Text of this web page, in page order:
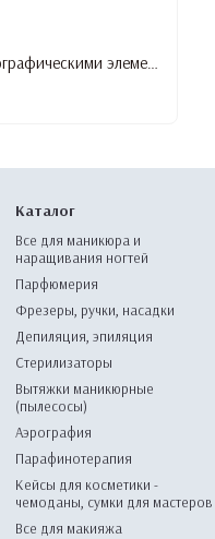
Топовое покрытие с голографическими элементами LUNA Top Bestie, 13 мл
Каталог
Все для маникюра и
наращивания ногтей
Парфюмерия
Фрезеры, ручки, насадки
Депиляция, эпиляция
Стерилизаторы
Вытяжки маникюрные
(пылесосы)
Аэрография
Парафинотерапия
Кейсы для косметики -
чемоданы, сумки для мастеров
Все для макияжа